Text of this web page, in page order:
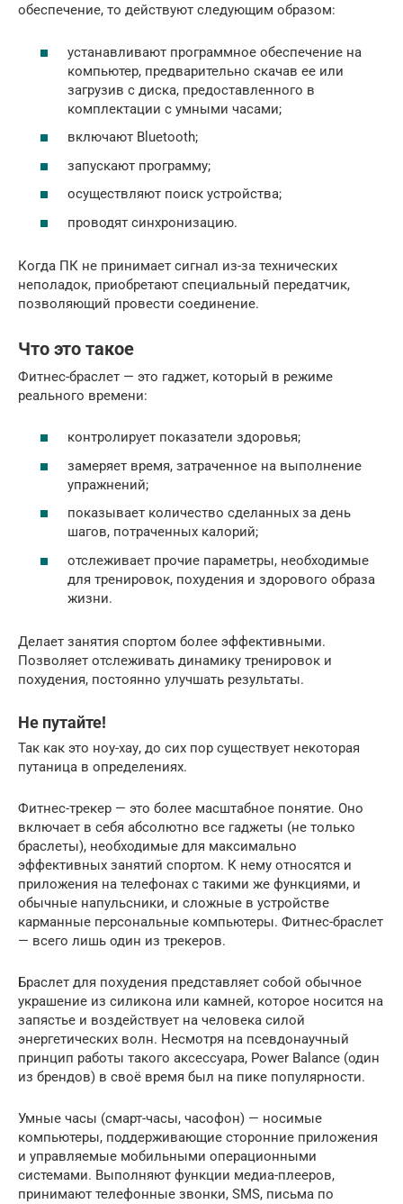
обеспечение, то действуют следующим образом:
устанавливают программное обеспечение на
компьютер, предварительно скачав ее или
загрузив с диска, предоставленного в
комплектации с умными часами;
включают Bluetooth;
запускают программу;
осуществляют поиск устройства;
проводят синхронизацию.
Когда ПК не принимает сигнал из-за технических
неполадок, приобретают специальный передатчик,
позволяющий провести соединение.
Что это такое
Фитнес-браслет — это гаджет, который в режиме
реального времени:
контролирует показатели здоровья;
замеряет время, затраченное на выполнение
упражнений;
показывает количество сделанных за день
шагов, потраченных калорий;
отслеживает прочие параметры, необходимые
для тренировок, похудения и здорового образа
жизни.
Делает занятия спортом более эффективными.
Позволяет отслеживать динамику тренировок и
похудения, постоянно улучшать результаты.
Не путайте!
Так как это ноу-хау, до сих пор существует некоторая
путаница в определениях.
Фитнес-трекер — это более масштабное понятие. Оно
включает в себя абсолютно все гаджеты (не только
браслеты), необходимые для максимально
эффективных занятий спортом. К нему относятся и
приложения на телефонах с такими же функциями, и
обычные напульсники, и сложные в устройстве
карманные персональные компьютеры. Фитнес-браслет
— всего лишь один из трекеров.
Браслет для похудения представляет собой обычное
украшение из силикона или камней, которое носится на
запястье и воздействует на человека силой
энергетических волн. Несмотря на псевдонаучный
принцип работы такого аксессуара, Power Balance (один
из брендов) в своё время был на пике популярности.
Умные часы (смарт-часы, часофон) — носимые
компьютеры, поддерживающие сторонние приложения
и управляемые мобильными операционными
системами. Выполняют функции медиа-плееров,
принимают телефонные звонки, SMS, письма по